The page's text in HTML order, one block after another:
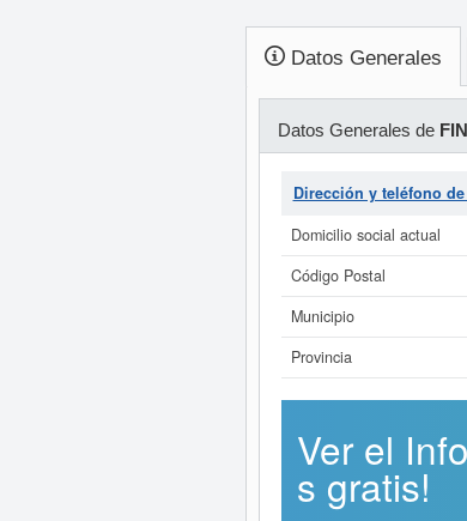
Datos Generales
Datos Generales de
Dirección y teléfono de
Domicilio social actual
Código Postal
Municipio
Provincia
Ver el
s gratis!